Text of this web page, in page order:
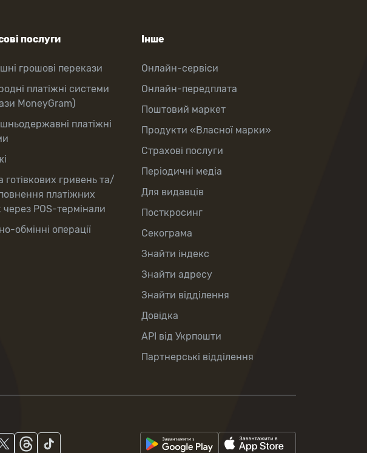
послуги
грошові перекази
платіжні системи
MoneyGram)
платіжні
готівкових гривень та/
платіжних
через POS-термінали
обмінні операції
Інше
Онлайн-сервіси
Онлайн-передплата
Поштовий маркет
Продукти «Власної марки»
Страхові послуги
Періодичні медіа
Для видавців
Посткросинг
Секограма
Знайти індекс
Знайти адресу
Знайти відділення
Довідка
API від Укрпошти
Партнерські відділення